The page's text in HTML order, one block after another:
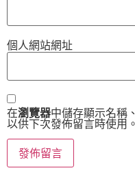
個人網站網址
在瀏覽器中儲存顯示名稱
以供下次發佈留言時使用。